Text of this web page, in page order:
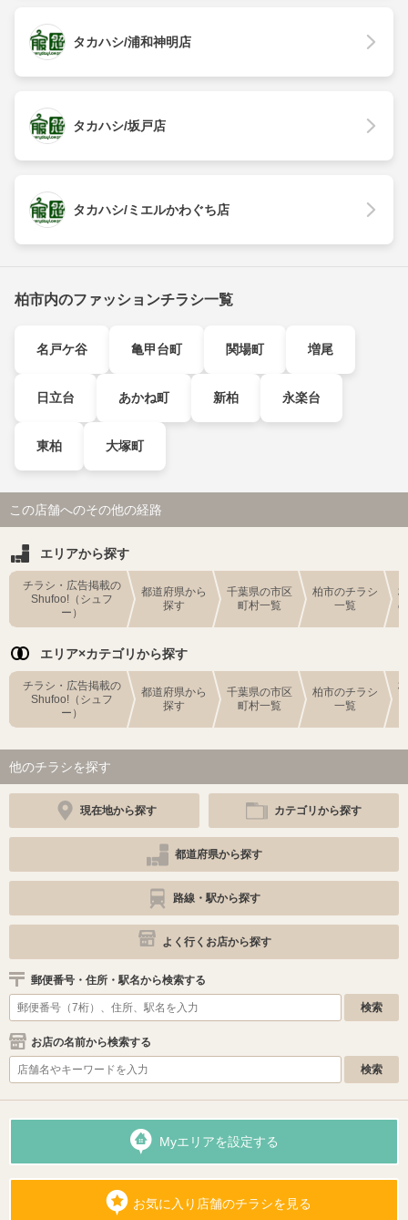
タカハシ/浦和神明店
タカハシ/坂戸店
タカハシ/ミエルかわぐち店
柏市内のファッションチラシ一覧
名戸ケ谷 亀甲台町 関場町 増尾
日立台 あかね町 新柏 永楽台
東柏 大塚町
この店舗へのその他の経路
エリアから探す
チラシ・広告掲載の
Shufoo!（シュフ
ー）
都道府県から
探す
千葉県の市区
町村一覧
柏市のチラシ
一覧
エリア×カテゴリから探す
チラシ・広告掲載の
Shufoo!（シュフ
ー）
都道府県から
探す
千葉県の市区
町村一覧
柏市のチラシ
一覧
他のチラシを探す
現在地から探す カテゴリから探す
都道府県から探す
路線・駅から探す
よく行くお店から探す
郵便番号・住所・駅名から検索する
お店の名前から検索する
Myエリアを設定する
お気に入り店舗のチラシを見る